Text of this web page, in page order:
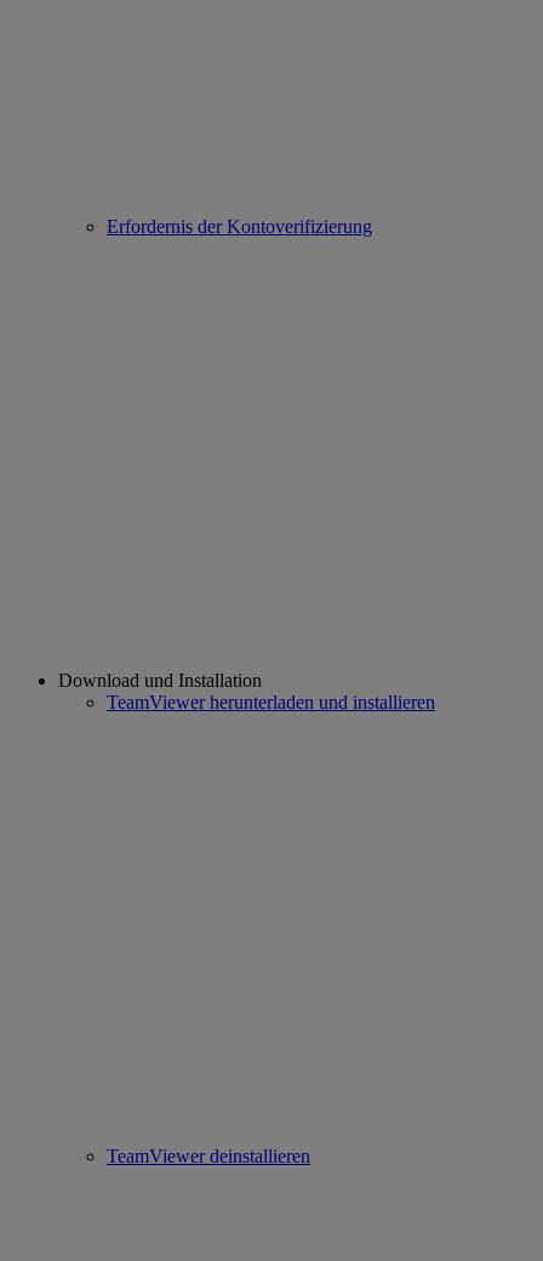
Erfordernis der Kontoverifizierung
Download und Installation
TeamViewer herunterladen und installieren
TeamViewer deinstallieren